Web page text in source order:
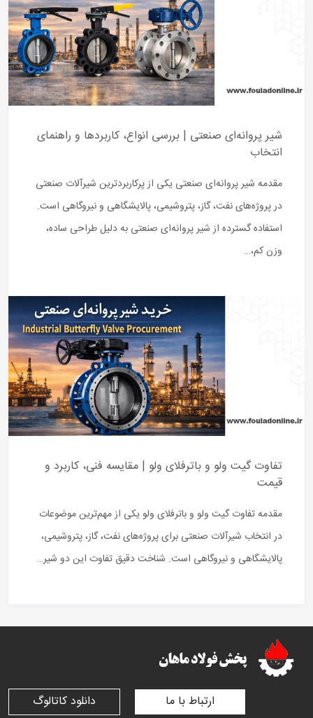
شیر پروانه‌ای صنعتی | بررسی انواع، کاربردها و راهنمای
انتخاب
مقدمه شیر پروانه‌ای صنعتی یکی از پرکاربردترین شیرآلات صنعتی
در پروژه‌های نفت، گاز، پتروشیمی، پالایشگاهی و نیروگاهی است.
استفاده گسترده از شیر پروانه‌ای صنعتی به دلیل طراحی ساده،
وزن کم،…
تفاوت گیت ولو و باترفلای ولو | مقایسه فنی، کاربرد و
قیمت
مقدمه تفاوت گیت ولو و باترفلای ولو یکی از مهم‌ترین موضوعات
در انتخاب شیرآلات صنعتی برای پروژه‌های نفت، گاز، پتروشیمی،
پالایشگاهی و نیروگاهی است. شناخت دقیق تفاوت این دو شیر…
ارتباط با ما دانلود کاتالوگ